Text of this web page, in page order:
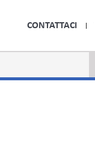
CONTATTACI